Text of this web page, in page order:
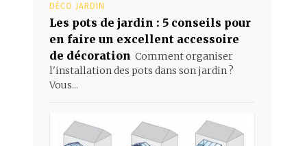
DÉCO JARDIN
Les pots de jardin : 5 conseils pour
en faire un excellent accessoire
de décoration Comment organiser
l'installation des pots dans son jardin ?
Vous...